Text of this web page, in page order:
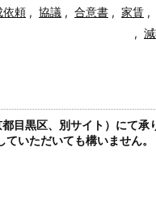
依頼 , 協議 , 合意書 , 家賃 ,
,
都目黒区、別サイト）にて承
ていただいても構いません。